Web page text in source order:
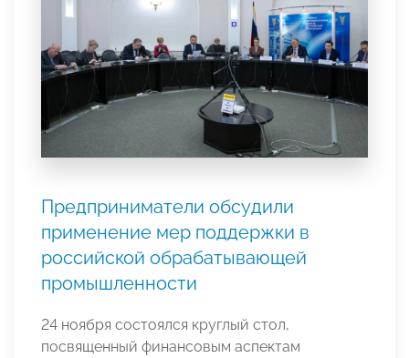
Предприниматели обсудили
применение мер поддержки в
российской обрабатывающей
промышленности
24 ноября состоялся круглый стол,
посвященный финансовым аспектам